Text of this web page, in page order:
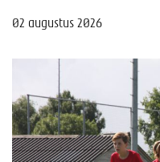
02 augustus 2026